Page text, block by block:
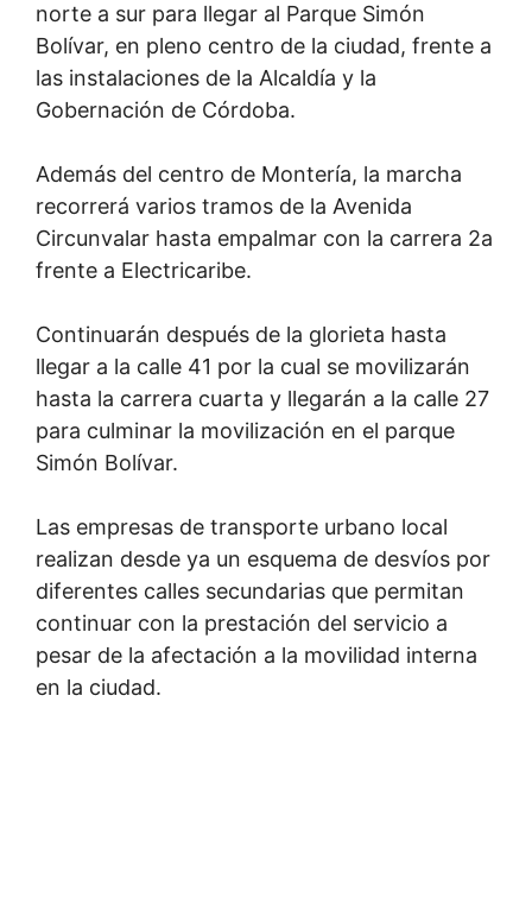
norte a sur para llegar al Parque Simón
Bolívar, en pleno centro de la ciudad, frente a
las instalaciones de la Alcaldía y la
Gobernación de Córdoba.
Además del centro de Montería, la marcha
recorrerá varios tramos de la Avenida
Circunvalar hasta empalmar con la carrera 2a
frente a Electricaribe.
Continuarán después de la glorieta hasta
llegar a la calle 41 por la cual se movilizarán
hasta la carrera cuarta y llegarán a la calle 27
para culminar la movilización en el parque
Simón Bolívar.
Las empresas de transporte urbano local
realizan desde ya un esquema de desvíos por
diferentes calles secundarias que permitan
continuar con la prestación del servicio a
pesar de la afectación a la movilidad interna
en la ciudad.